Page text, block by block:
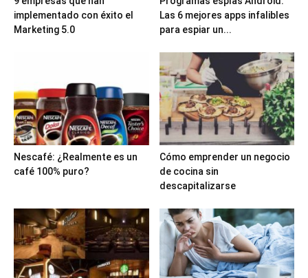
implementado con éxito el
Marketing 5.0
Las 6 mejores apps infalibles
para espiar un...
Nescafé: ¿Realmente es un
café 100% puro?
Cómo emprender un negocio
de cocina sin
descapitalizarse